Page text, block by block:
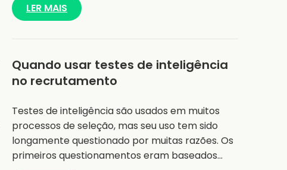
LER MAIS
Quando usar testes de inteligência
no recrutamento
Testes de inteligência são usados em muitos
processos de seleção, mas seu uso tem sido
longamente questionado por muitas razões. Os
primeiros questionamentos eram baseados…